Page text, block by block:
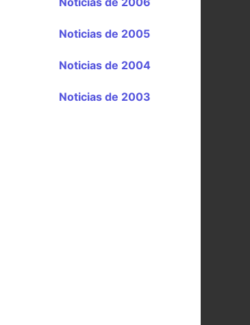
Noticias de 2005
Noticias de 2004
Noticias de 2003